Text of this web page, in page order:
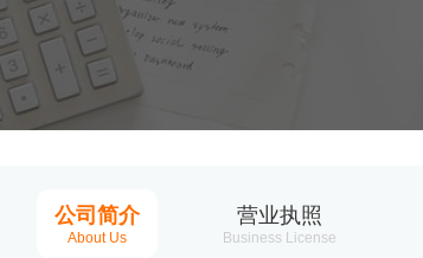
公司简介
About Us
营业执照
Business License